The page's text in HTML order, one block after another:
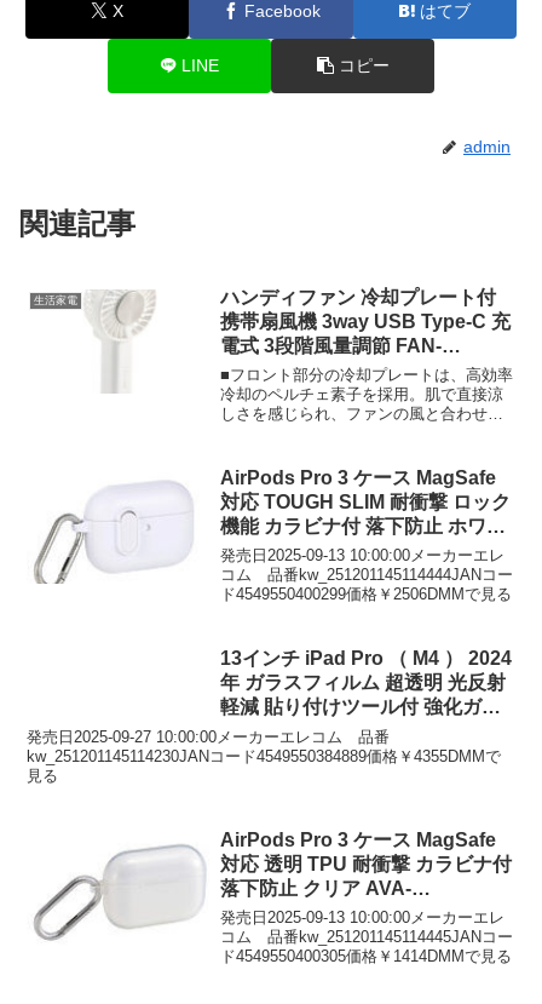
X Facebook はてブ
LINE コピー
admin
関連記事
生活家電
ハンディファン 冷却プレート付
携帯扇風機 3way USB Type-C 充
電式 3段階風量調節 FAN-
U252WH
■フロント部分の冷却プレートは、高効率
冷却のペルチェ素子を採用。肌で直接涼
しさを感じられ、ファンの風と合わせて
リーで使えます。両手が塞がっていると
きや日傘をさしているときに活躍しま
す。■バッグやフックにひっかけて持ち運
び・収納できる、便利なカラビナ付きで
す。■持ち手を折り曲げて卓上ファンとし
ても使えます。外出時は首にかけて涼し
さを持ち運び、屋内では机に置いて快適
に。シーンに合わせた使い方が魅力で
強）の風量調節ができます。■異物が羽根
に挟まると停止し、取り除くと動作を再
開。自動安全OFF設計です。■USB Type-
C（TM）ポートから充電が可能。付属の
から充電できます。■※本製品にAC充電
器は付属しておりません。別途ご購入ま
す。■過充電・過放電を防ぐ安心の回路設
計です。■※USB Type-C and USB-C are
trademarks of USB Implementers Forum.
【商品仕様】■電源:充電式リチウムイオ
ン電池■連続動作時間:冷却プレートOFF
時:約3時間～約9.5時間（満充電時）、冷
却プレートON時:約1時間～約1.5時間（満
AirPods Pro 3 ケース MagSafe
対応 TOUGH SLIM 耐衝撃 ロック
機能 カラビナ付 落下防止 ホワイ
ト AVA-AP07TSLWH
発売日2025-09-13 10:00:00メーカーエレ
コム 品番kw_251201145114444JANコー
ド4549550400299価格￥2506DMMで見る
13インチ iPad Pro （ M4 ） 2024
年 ガラスフィルム 超透明 光反射
軽減 貼り付けツール付 強化ガラ
ス 10H 指紋防止 飛散防止 気泡防
止 TB-A25PLFLGAR
発売日2025-09-27 10:00:00メーカーエレコム 品番
kw_251201145114230JANコード4549550384889価格￥4355DMMで
見る
AirPods Pro 3 ケース MagSafe
対応 透明 TPU 耐衝撃 カラビナ付
落下防止 クリア AVA-
AP07UCCR
発売日2025-09-13 10:00:00メーカーエレ
コム 品番kw_251201145114445JANコー
ド4549550400305価格￥1414DMMで見る